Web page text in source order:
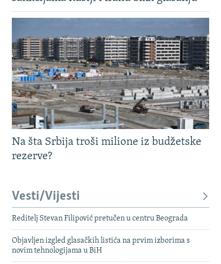
Na šta Srbija troši milione iz budžetske
rezerve?
Vesti/Vijesti
Reditelj Stevan Filipović pretučen u centru Beograda
Objavljen izgled glasačkih listića na prvim izborima s
novim tehnologijama u BiH